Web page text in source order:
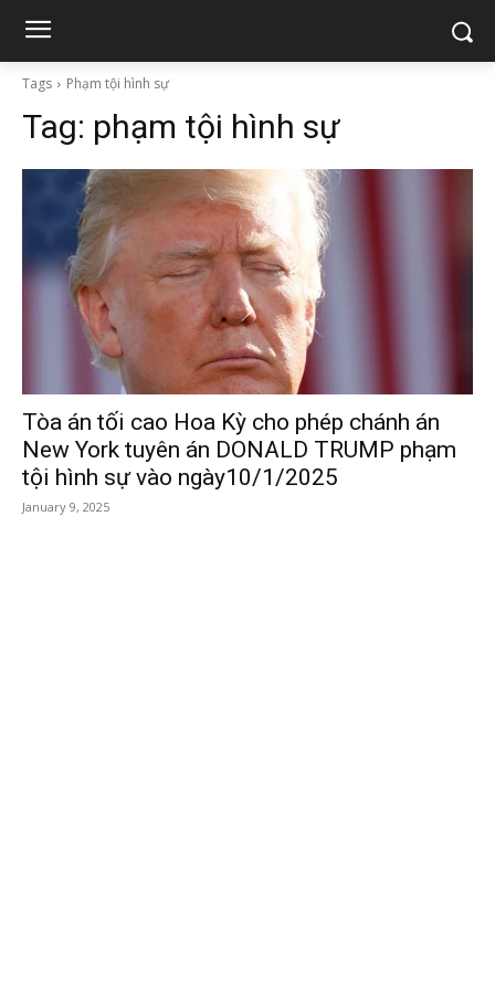
Tags Phạm tội hình sự
Tag: phạm tội hình sự
Tòa án tối cao Hoa Kỳ cho phép chánh án
New York tuyên án DONALD TRUMP phạm
tội hình sự vào ngày10/1/2025
January 9, 2025